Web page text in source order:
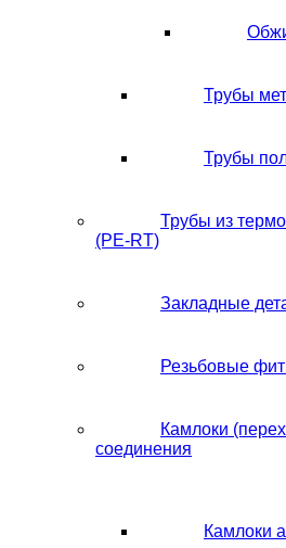
Трубы
Трубы
Трубы из
(PE-RT)
Закладные
Резьбовые
Камлоки
соединения
Камлоки